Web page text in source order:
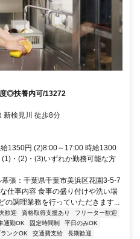
◎扶養内可/13272
新検見川 徒歩8分
1350円 (2)8:00～17:00 時給1300
・(2)・(3)いずれか勤務可能な方
張：千葉県千葉市美浜区花園3-5-7
仕事内容 食事の盛り付けや洗い場
の調理業務を行っていただきます...
歓迎 資格取得支援あり
フリーター歓迎
通勤OK 固定時間制
平日のみOK
ランクOK 交通費支給
長期歓迎